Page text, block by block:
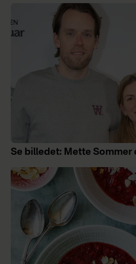
Se billedet: Mette Sommer